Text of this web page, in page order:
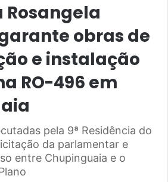
obras de
e instalação
RO-496 em
pela 9ª Residência do
da parlamentar e
entre Chupinguaia e o